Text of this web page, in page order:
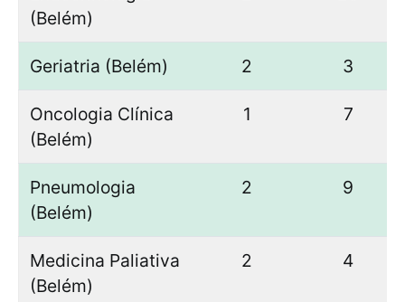
(Belém)
Geriatria (Belém) 2 3
Oncologia Clínica
(Belém)
1 7
Pneumologia
(Belém)
2 9
Medicina Paliativa
(Belém)
2 4